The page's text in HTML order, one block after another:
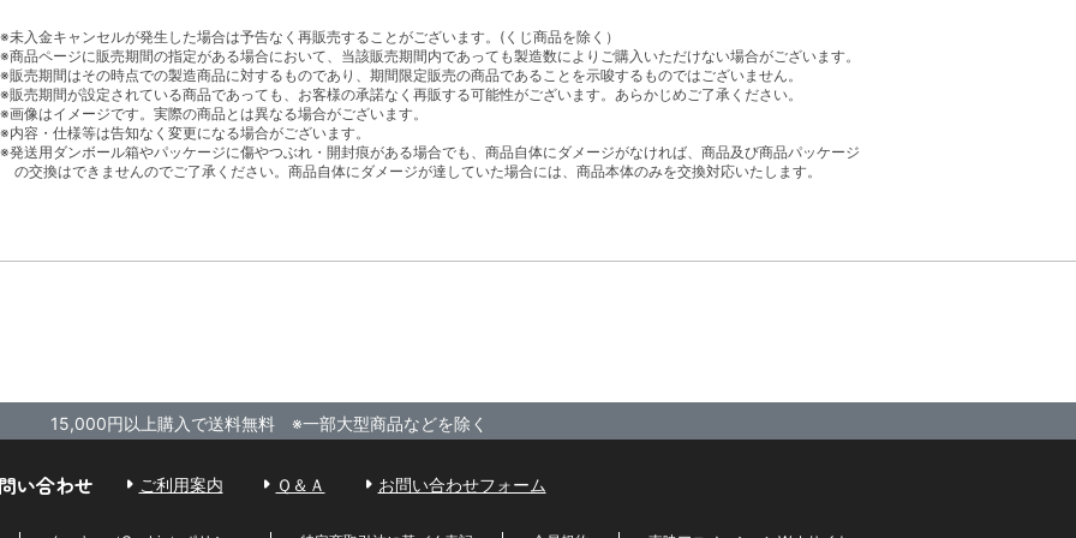
※未入金キャンセルが発生した場合は予告なく再販売することがございます。(くじ商品を除く）
※商品ページに販売期間の指定がある場合において、当該販売期間内であっても製造数によりご購入いただけない場合がございます。
※販売期間はその時点での製造商品に対するものであり、期間限定販売の商品であることを示唆するものではございません。
※販売期間が設定されている商品であっても、お客様の承諾なく再販する可能性がございます。あらかじめご了承ください。
※画像はイメージです。実際の商品とは異なる場合がございます。
※内容・仕様等は告知なく変更になる場合がございます。
※発送用ダンボール箱やパッケージに傷やつぶれ・開封痕がある場合でも、商品自体にダメージがなければ、商品及び商品パッケージ
の交換はできませんのでご了承ください。商品自体にダメージが達していた場合には、商品本体のみを交換対応いたします。
15,000円以上購入で送料無料 ※一部大型商品などを除く
い合わせ ご利用案内 Ｑ＆Ａ お問い合わせフォーム